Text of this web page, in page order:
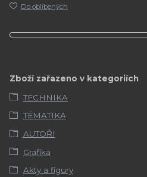
Do oblíbených
Zboží zařazeno v kategoriích
TECHNIKA
TÉMATIKA
AUTOŘI
Grafika
Akty a figury